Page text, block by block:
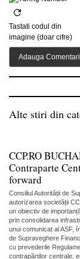
Tastati codul din
imagine (doar cifre)
Alte stiri din
CCP.RO
Contraparte
forward
Consiliul Autorității de
autorizarea societății
un obiectiv de
prin consolidarea
unui comunicat al ASF,
de Supraveghere
cu prevederile
contrapărților centrale,